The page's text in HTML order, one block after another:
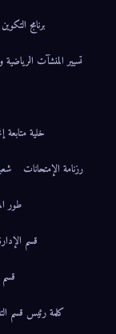
برنامج
تسيير المنشآت الرياضية
خلية متابعة
رزنامة الإمتحانات
طور
قسم
قسم
كلمة رئيس قسم